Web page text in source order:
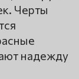
Черты
надежду